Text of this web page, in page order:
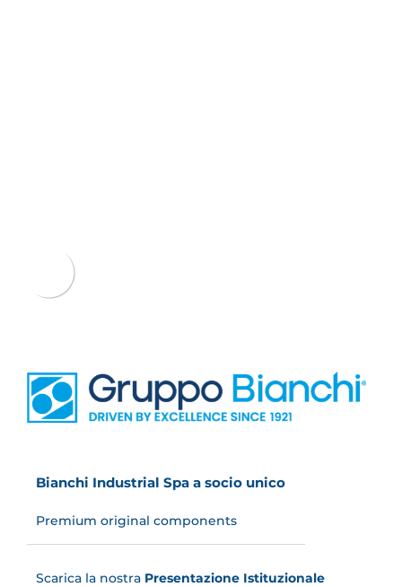
Bianchi Industrial Spa a socio unico
Premium original components
Scarica la nostra Presentazione Istituzionale